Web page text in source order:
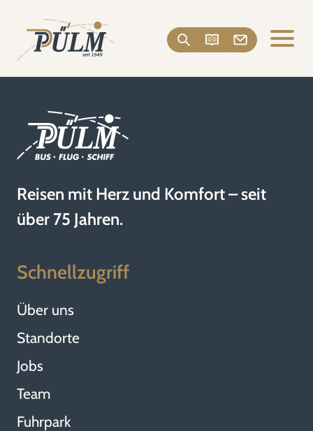
Reisen mit Herz und Komfort – seit
über 75 Jahren.
Schnellzugriff
Über uns
Standorte
Jobs
Team
Fuhrpark